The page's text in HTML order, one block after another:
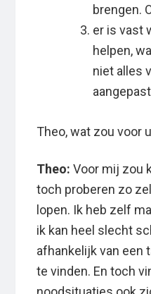
brengen.
er is vast
helpen,
niet alles
Theo, wat zou voor
Theo: Voor mij zou
toch proberen zo
lopen. Ik heb zelf
ik kan heel slecht
afhankelijk van een
te vinden. En toch